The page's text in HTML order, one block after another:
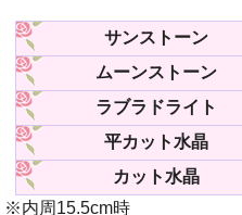
サンストーン
ムーンストーン
ラブラドライト
平カット水晶
カット水晶
※内周15.5cm時